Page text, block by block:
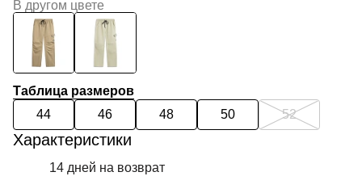
В другом цвете
Таблица размеров
44
46 48 50 52
Характеристики
14 дней на возврат